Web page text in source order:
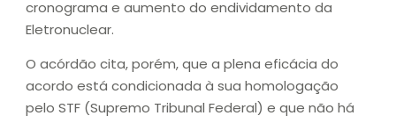
cronograma e aumento do endividamento da
Eletronuclear.
O acórdão cita, porém, que a plena eficácia do
acordo está condicionada à sua homologação
pelo STF (Supremo Tribunal Federal) e que não há